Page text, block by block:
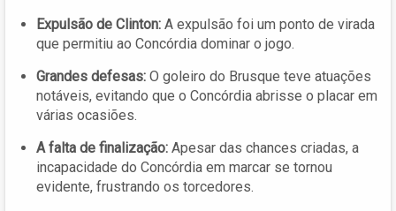
Expulsão de Clinton: A expulsão foi um ponto de virada
que permitiu ao Concórdia dominar o jogo.
Grandes defesas: O goleiro do Brusque teve atuações
notáveis, evitando que o Concórdia abrisse o placar em
várias ocasiões.
A falta de finalização: Apesar das chances criadas, a
incapacidade do Concórdia em marcar se tornou
evidente, frustrando os torcedores.